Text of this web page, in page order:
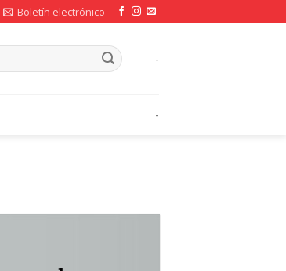
Boletín electrónico
-
-